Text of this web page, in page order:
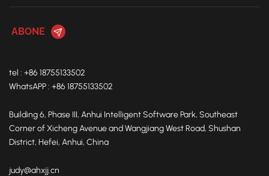
tel : +86 18755133502
WhatsAPP : +86 18755133502
Building 6, Phase III, Anhui Intelligent Software Park, Southeast
Corner of Xicheng Avenue and Wangjiang West Road, Shushan
District, Hefei, Anhui, China
judy@ahxjj.cn